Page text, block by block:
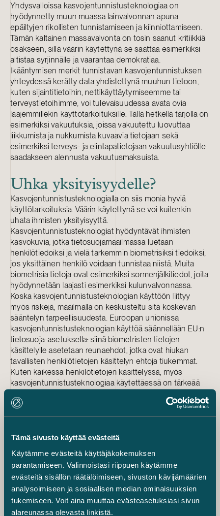
Tämä sivusto käyttää evästeitä
Käytämme evästeitä käyttäjäkokemuksen
parantamiseen. Valinnoistasi riippuen käytämme
evästeitä sisällön räätälöimiseen, sivuston kävijämäärien
analysoimiseen ja sosiaalisen median ominaisuuksien
tukemiseen. Voit aina muuttaa evästeasetuksiasi sivun
alareunassa olevasta linkistä.
Yhdysvalloissa kasvojentunnistusteknologiaa on
hyödynnetty muun muassa lainvalvonnan apuna
epäiltyjen rikollisten tunnistamiseen ja kiinniottamiseen.
Tämän kaltainen massavalvonta on tosin saanut kritiikkiä
osakseen, sillä väärin käytettynä se saattaa esimerkiksi
altistaa syrjinnälle ja vaarantaa demokratiaa.
Ikääntymisen merkit tunnistavan kasvojentunnistuksen
yhteydessä kerätty data yhdistettynä muuhun tietoon,
kuten sijaintitietoihin, nettikäyttäytymiseemme tai
terveystietoihimme, voi tulevaisuudessa avata ovia
laajemmillekin käyttötarkoituksille. Tällä hetkellä tarjolla on
esimerkiksi vakuutuksia, joissa vakuutettu luovuttaa
liikkumista ja nukkumista kuvaavia tietojaan sekä
esimerkiksi terveys- ja elintapatietojaan vakuutusyhtiölle
saadakseen alennusta vakuutusmaksuista.
Uhka yksityisyydelle?
Kasvojentunnistusteknologialla on siis monia hyviä
käyttötarkoituksia. Väärin käytettynä se voi kuitenkin
uhata ihmisten yksityisyyttä.
Kasvojentunnistusteknologiat hyödyntävät ihmisten
kasvokuvia, jotka tietosuojamaailmassa luetaan
henkilötiedoiksi ja vielä tarkemmin biometrisiksi tiedoiksi,
jos yksittäinen henkilö voidaan tunnistaa niistä. Muita
biometrisia tietoja ovat esimerkiksi sormenjälkitiedot, joita
hyödynnetään laajasti esimerkiksi kulunvalvonnassa.
Koska kasvojentunnistusteknologian käyttöön liittyy
myös riskejä, maailmalla on keskusteltu sitä koskevan
sääntelyn tarpeellisuudesta. Euroopan unionissa
kasvojentunnistusteknologian käyttöä säännellään EU:n
tietosuoja-asetuksella: siinä biometristen tietojen
käsittelylle asetetaan reunaehdot, jotka ovat hiukan
tavallisten henkilötietojen käsittelyn ehtoja tiukemmat.
Kuten kaikessa henkilötietojen käsittelyssä, myös
kasvojentunnistusteknologiaa käytettäessä on tärkeää
biometrisia tietoja käsitellään esimerkiksi henkilön
tunnistamistavarten, niitä voidaan käsitellä ainoastaan
tai vaikkapa silloin, kun henkilö on itse saattanut tiedon
henkilö on itse julkaissut profiilikuvan julkisella sosiaalisen
median tilillään.
Kun sosiaalisen median käyttäjinä pohdimme sitä, mihin
tietojamme käytetään ja käsitelläänkö niitä lainmukaisesti,
meidän tulisi myös itse muistaa kunnioittaa omia
tietojamme ja yksityisyyttämme. Sosiaalinen media on jo